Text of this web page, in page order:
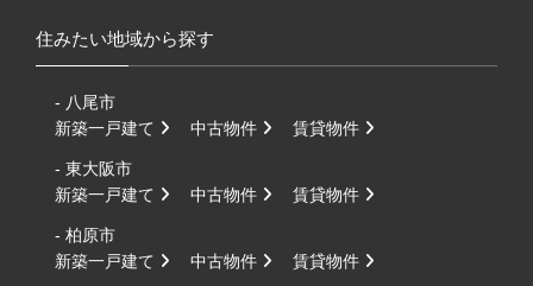
住みたい地域から探す
- 八尾市
新築一戸建て
中古物件 賃貸物件
- 東大阪市
新築一戸建て
中古物件 賃貸物件
- 柏原市
新築一戸建て
中古物件 賃貸物件